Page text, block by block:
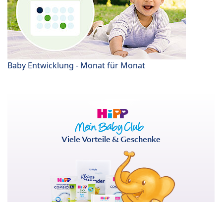
Baby Entwicklung - Monat für Monat
Viele Vorteile & Geschenke